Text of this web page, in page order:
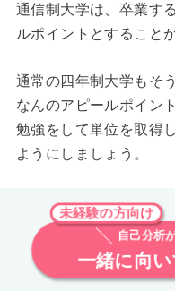
通信制大学は、卒業す
ルポイントとすること
通常の四年制大学もそ
なんのアピールポイン
勉強をして単位を取得
ようにしましょう。
未経験の方向け
自己分析
一緒に向